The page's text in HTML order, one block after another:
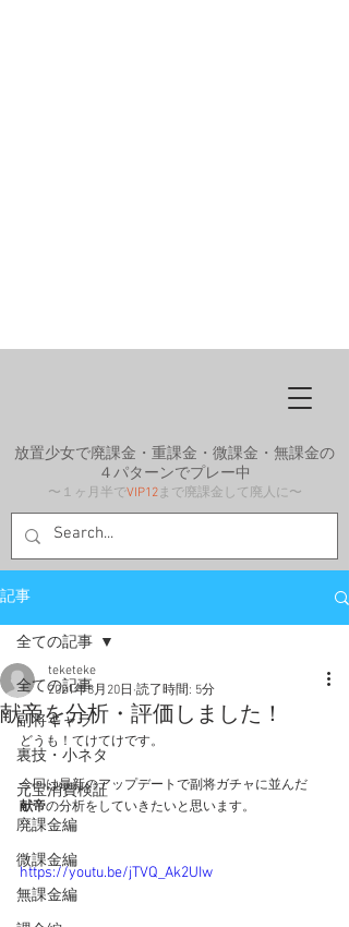
放置少女で廃課金・重課金・微課金・無課金の
４パターンでプレー中
〜１ヶ月半でVIP12まで廃課金して廃人に〜
記事
全ての記事
副将キャラ
裏技・小ネタ
元宝消費検証
廃課金編
微課金編
無課金編
全ての記事
献帝を分析・評価しました！
teketeke
2021年8月20日 読了時間: 5分
どうも！てけてけです。
今回は最新のアップデートで副将ガチャに並んだ
献帝の分析をしていきたいと思います。
https://youtu.be/jTVQ_Ak2UIw